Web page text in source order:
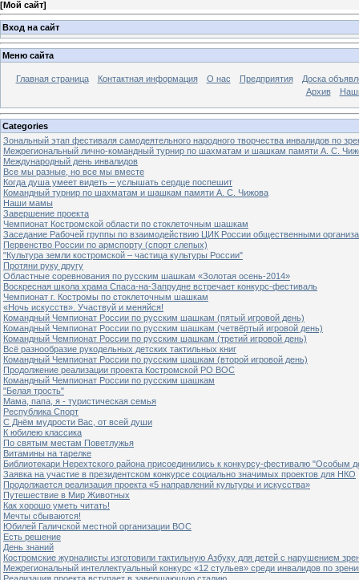
[Мой сайт]
Вход на сайт
Меню сайта
Главная страница Контактная информация О нас Предприятия
Доска
Архив
Categories
Зональный этап фестиваля самодеятельного народного творчества инвалидов по
Межрегиональный лично-командный турнир по шахматам и шашкам памяти А. С.
Международный день инвалидов
Все мы разные, но все мы вместе
Когда душа умеет видеть – услышать сердце поспешит
Командный турнир по шахматам и шашкам памяти А. С. Чижова
Наши мамы
Завершение проекта
Чемпионат Костромской области по стоклеточным шашкам
Заседание Рабочей группы по взаимодействию ЦИК России общественными
Первенство России по армспорту (спорт слепых)
"Культура земли костромской – частица культуры России"
Протяни руку другу
Областные соревнования по русским шашкам «Золотая осень-2014»
Воскресная школа храма Спаса-на-Запрудне встречает конкурс-фестиваль
Чемпионат г. Костромы по стоклеточным шашкам
«Ночь искусств». Участвуй и меняйся!
Командный Чемпионат России по русским шашкам (пятый игровой день)
Командный Чемпионат России по русским шашкам (четвёртый игровой день)
Командный Чемпионат России по русским шашкам (третий игровой день)
Всё разнообразие рукодельных детских тактильных книг
Командный Чемпионат России по русским шашкам (второй игровой день)
Продолжение реализации проекта Костромской РО ВОС
Командный Чемпионат России по русским шашкам
"Белая трость"
Мама, папа, я - туристическая семья
Республика Спорт
С Днём мудрости Вас, от всей души
К юбилею классика
По святым местам Поветлужья
Витамины на тарелке
Библиотекари Нерехтского района присоединились к конкурсу-фестивалю "Особым
Заявка на участие в президентском конкурсе социально значимых проектов для НКО
Продолжается реализация проекта «5 направлений культуры и искусства»
Путешествие в Мир Животных
Как хорошо уметь читать!
Мечты сбываются!
Юбилей Галичской местной организации ВОС
Есть решение
День знаний
Костромские журналисты изготовили тактильную Азбуку для детей с нарушением
Межрегиональный интеллектуальный конкурс «12 стульев» среди инвалидов по